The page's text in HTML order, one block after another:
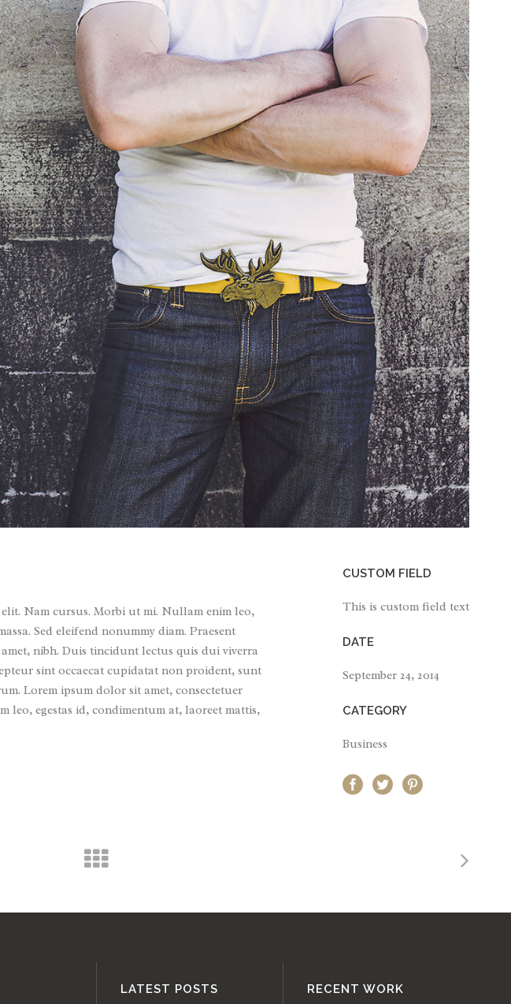
Nam cursus. Morbi ut mi. Nullam enim leo,
Sed eleifend nonummy diam. Praesent
nibh. Duis tincidunt lectus quis dui viverra
sint occaecat cupidatat non proident, sunt
Lorem ipsum dolor sit amet, consectetuer
egestas id, condimentum at, laoreet mattis,
CUSTOM FIELD
This is custom field text
DATE
September 24, 2014
CATEGORY
Business
LATEST POSTS RECENT WORK